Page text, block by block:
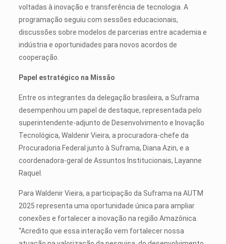
voltadas à inovação e transferência de tecnologia. A
programação seguiu com sessões educacionais,
discussões sobre modelos de parcerias entre academia e
indústria e oportunidades para novos acordos de
cooperação.
Papel estratégico na Missão
Entre os integrantes da delegação brasileira, a Suframa
desempenhou um papel de destaque, representada pelo
superintendente-adjunto de Desenvolvimento e Inovação
Tecnológica, Waldenir Vieira, a procuradora-chefe da
Procuradoria Federal junto à Suframa, Diana Azin, e a
coordenadora-geral de Assuntos Institucionais, Layanne
Raquel.
Para Waldenir Vieira, a participação da Suframa na AUTM
2025 representa uma oportunidade única para ampliar
conexões e fortalecer a inovação na região Amazônica.
“Acredito que essa interação vem fortalecer nossa